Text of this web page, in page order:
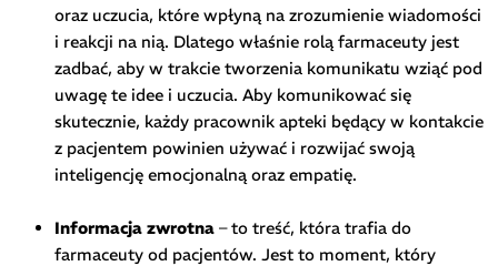
oraz uczucia, które wpłyną na zrozumienie wiadomości
i reakcji na nią. Dlatego właśnie rolą farmaceuty jest
zadbać, aby w trakcie tworzenia komunikatu wziąć pod
uwagę te idee i uczucia. Aby komunikować się
skutecznie, każdy pracownik apteki będący w kontakcie
z pacjentem powinien używać i rozwijać swoją
inteligencję emocjonalną oraz empatię.
Informacja zwrotna– to treść, która trafia do
farmaceuty od pacjentów. Jest to moment, który